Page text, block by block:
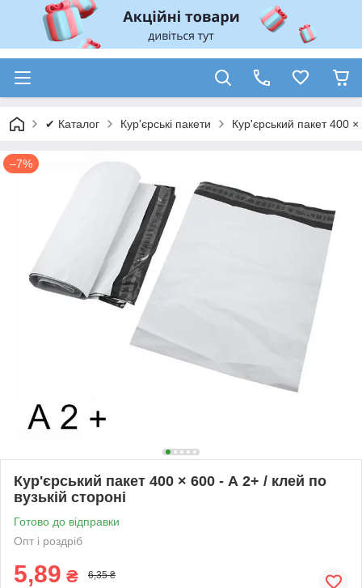
✔ Каталог Кур'єрські пакети Кур'єрський пакет 400
–7%
Кур'єрський пакет 400 × 600 - А 2+ / клей по
вузькій стороні
Готово до відправки
Опт і роздріб
5,89 ₴ 6,35 ₴